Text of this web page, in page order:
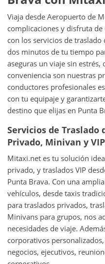
Viaja desde Aeropuerto de
complicaciones y disfruta
con los servicios de
dos minutos de tu tiempo
aseguras un viaje sin
conveniencia son nuestras
conductores profesionales
con tu equipaje y
destino que elijas en Punta
Servicios de Traslado
Privado, Minivan y VIP
Mitaxi.net es tu solución
privado, y traslados VIP
Punta Brava. Con una
vehículos, desde taxis
para traslados privados,
Minivans para grupos, nos
necesidades de viaje.
corporativos
negocios, ejecutivos,